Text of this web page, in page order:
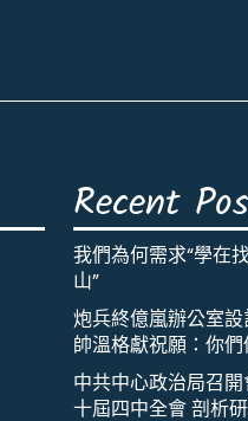
Recent
我們為何需求“學在
山”
炮兵終億嵐辦公室
帥溫格獻祝願：你們
中共中心政治局召
十屆四中全會 剖析